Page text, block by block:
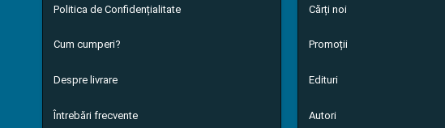
Politica de Confidențialitate
Cum cumperi?
Despre livrare
Întrebări frecvente
Cărți noi
Promoții
Edituri
Autori